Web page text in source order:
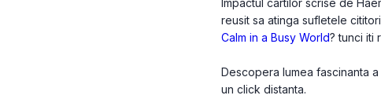
Impactul cartilor scrise de
reusit sa atinga sufletele
Calm in a Busy World? tunci iti
Descopera lumea fascinanta
un click distanta.